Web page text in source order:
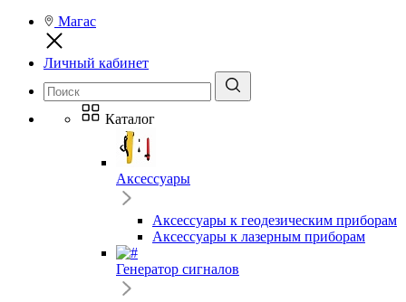
Магас
Личный кабинет
Каталог
Аксессуары
Аксессуары к геодезическим приборам
Аксессуары к лазерным приборам
Генератор сигналов